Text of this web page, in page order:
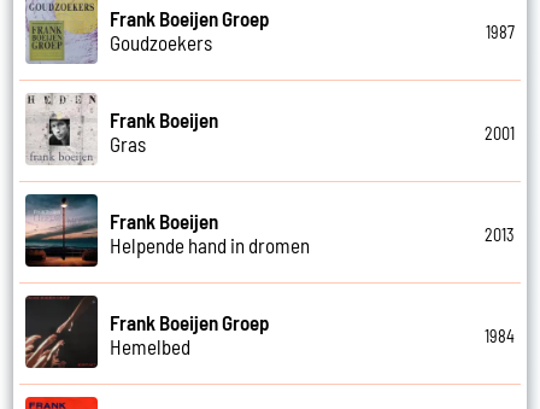
Frank Boeijen Groep
Goudzoekers
1987
Frank Boeijen
Gras
2001
Frank Boeijen
Helpende hand in dromen
2013
Frank Boeijen Groep
Hemelbed
1984